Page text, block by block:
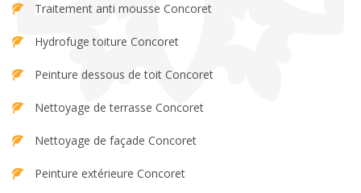
Traitement anti mousse Concoret
Hydrofuge toiture Concoret
Peinture dessous de toit Concoret
Nettoyage de terrasse Concoret
Nettoyage de façade Concoret
Peinture extérieure Concoret